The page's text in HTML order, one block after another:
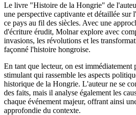
Le livre "Histoire de la Hongrie" de
une perspective captivante et détaillée sur
ce pays au fil des siècles. Avec une
d'écriture érudit, Molnar explore avec
invasions, les révolutions et les
façonné l'histoire hongroise.
En tant que lecteur, on est immédiatement
stimulant qui rassemble les aspects
historique de la Hongrie. L'auteur ne se
des faits, mais il analyse également les
chaque événement majeur, offrant ainsi
approfondie du contexte.